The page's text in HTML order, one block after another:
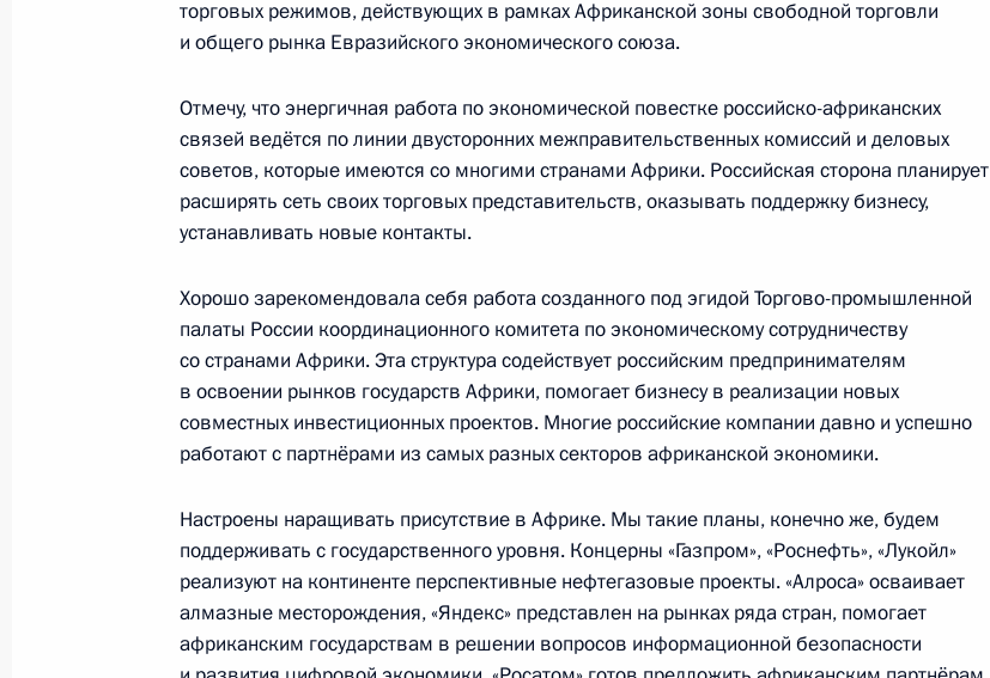
22 октября 2019 года, 14:00
Рабочая встреча с Заместителем Председателя Правительства
Татьяной Голиковой
22 октября 2019 года, 08:50 Москва, Кремль
3
21 октября 2019 года, понедельник
Рабочая встреча с Заместителем Председателя Правительства
Ольгой Голодец
21 октября 2019 года, 19:45 Московская область, Ново-Огарёво
Показать предыдущие материалы
торговых режимов, действующих в рамках Африканской зоны свободной торговли
и общего рынка Евразийского экономического союза.
Отмечу, что энергичная работа по экономической повестке российско-африканских
связей ведётся по линии двусторонних межправительственных комиссий и деловых
советов, которые имеются со многими странами Африки. Российская сторона планирует
расширять сеть своих торговых представительств, оказывать поддержку бизнесу,
устанавливать новые контакты.
Хорошо зарекомендовала себя работа созданного под эгидой Торгово-промышленной
палаты России координационного комитета по экономическому сотрудничеству
со странами Африки. Эта структура содействует российским предпринимателям
в освоении рынков государств Африки, помогает бизнесу в реализации новых
совместных инвестиционных проектов. Многие российские компании давно и успешно
работают с партнёрами из самых разных секторов африканской экономики.
Настроены наращивать присутствие в Африке. Мы такие планы, конечно же, будем
поддерживать с государственного уровня. Концерны «Газпром», «Роснефть», «Лукойл»
реализуют на континенте перспективные нефтегазовые проекты. «Алроса» осваивает
алмазные месторождения, «Яндекс» представлен на рынках ряда стран, помогает
африканским государствам в решении вопросов информационной безопасности